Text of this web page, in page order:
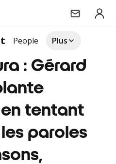
People Plus
: Gérard
tentant
paroles